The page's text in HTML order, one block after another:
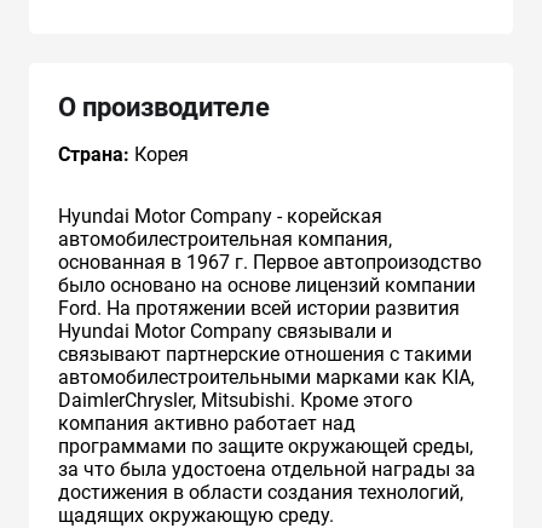
О производителе
Страна: Корея
Hyundai Motor Company - корейская
автомобилестроительная компания,
основанная в 1967 г. Первое автопроизодство
было основано на основе лицензий компании
Ford. На протяжении всей истории развития
Hyundai Motor Company связывали и
связывают партнерские отношения с такими
автомобилестроительными марками как KIA,
DaimlerChrysler, Mitsubishi. Кроме этого
компания активно работает над
программами по защите окружающей среды,
за что была удостоена отдельной награды за
достижения в области создания технологий,
щадящих окружающую среду.